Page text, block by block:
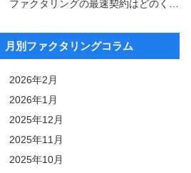
月別ファクタリングコラム
2026年2月
2026年1月
2025年12月
2025年11月
2025年10月